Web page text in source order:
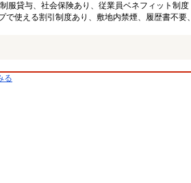
服貸与、社会保険あり、従業員ベネフィット制
使える割引制度あり、敷地内禁煙、履歴書不要
る